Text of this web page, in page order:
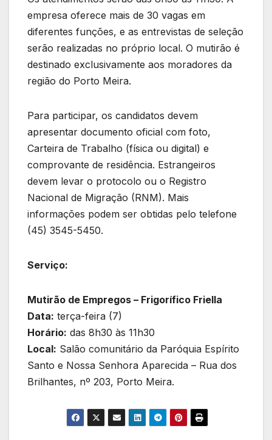
empresa oferece mais de 30 vagas em
diferentes funções, e as entrevistas de seleção
serão realizadas no próprio local. O mutirão é
destinado exclusivamente aos moradores da
região do Porto Meira.
Para participar, os candidatos devem
apresentar documento oficial com foto,
Carteira de Trabalho (física ou digital) e
comprovante de residência. Estrangeiros
devem levar o protocolo ou o Registro
Nacional de Migração (RNM). Mais
informações podem ser obtidas pelo telefone
(45) 3545-5450.
Serviço:
Mutirão de Empregos – Frigorífico Friella
Data: terça-feira (7)
Horário: das 8h30 às 11h30
Local: Salão comunitário da Paróquia Espírito
Santo e Nossa Senhora Aparecida – Rua dos
Brilhantes, nº 203, Porto Meira.